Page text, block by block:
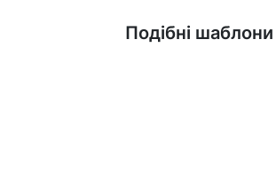
Подібні шаблони
Дізнатися більше